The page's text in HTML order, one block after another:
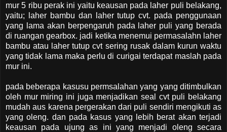
mur 5 ribu perak ini yaitu keausan pada laher puli belakang,
yaitu; laher bambu dan laher tutup cvt. pada penggunaan
yang lama akan berpengaruh pada laher puli yang berada
di ruangan gearbox. jadi ketika menemui permasalahn laher
bambu atau laher tutup cvt sering rusak dalam kurun waktu
yang tidak lama maka perlu di curigai terdapat maslah pada
mur ini.
pada beberapa kasusu permsalahan yang yang ditimbulkan
oleh mur miring ini juga menjadikan seal cvt puli belakang
mudah aus karena pergerakan dari puli sendiri mengikuti as
yang oleng. dan pada kasus yang lebih berat akan terjadi
keausan pada ujung as ini yang menjadi oleng secara